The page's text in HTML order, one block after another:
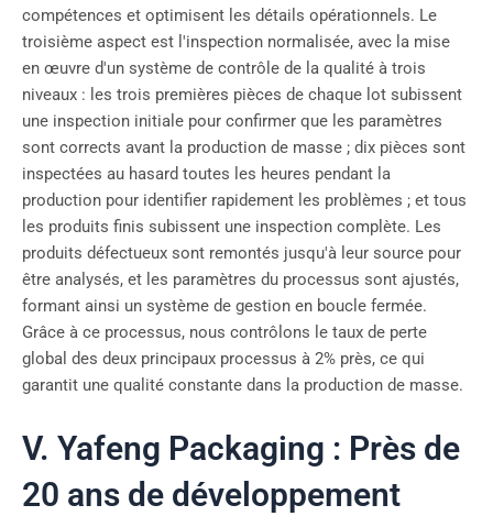
compétences et optimisent les détails opérationnels. Le
troisième aspect est l'inspection normalisée, avec la mise
en œuvre d'un système de contrôle de la qualité à trois
niveaux : les trois premières pièces de chaque lot subissent
une inspection initiale pour confirmer que les paramètres
sont corrects avant la production de masse ; dix pièces sont
inspectées au hasard toutes les heures pendant la
production pour identifier rapidement les problèmes ; et tous
les produits finis subissent une inspection complète. Les
produits défectueux sont remontés jusqu'à leur source pour
être analysés, et les paramètres du processus sont ajustés,
formant ainsi un système de gestion en boucle fermée.
Grâce à ce processus, nous contrôlons le taux de perte
global des deux principaux processus à 2% près, ce qui
garantit une qualité constante dans la production de masse.
V. Yafeng Packaging : Près de
20 ans de développement